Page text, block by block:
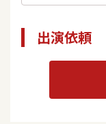
出演依頼